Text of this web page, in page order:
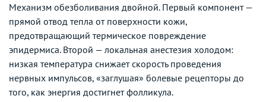
Механизм обезболивания двойной. Первый компонент —
прямой отвод тепла от поверхности кожи,
предотвращающий термическое повреждение
эпидермиса. Второй — локальная анестезия холодом:
низкая температура снижает скорость проведения
нервных импульсов, «заглушая» болевые рецепторы до
того, как энергия достигнет фолликула.